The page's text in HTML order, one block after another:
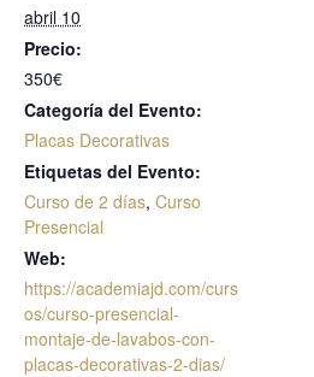
abril 10
Precio:
350€
Categoría del Evento:
Placas Decorativas
Etiquetas del Evento:
Curso de 2 días, Curso
Presencial
Web:
https://academiajd.com/curs
os/curso-presencial-
montaje-de-lavabos-con-
placas-decorativas-2-dias/